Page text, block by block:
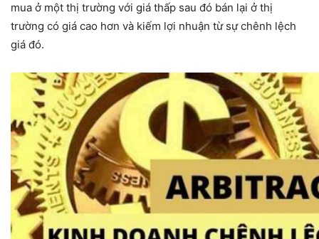
mua ở một thị trường với giá thấp sau đó bán lại ở thị
trường có giá cao hơn và kiếm lợi nhuận từ sự chênh lệch
giá đó.